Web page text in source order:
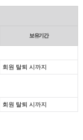
보유기간
회원 탈퇴 시까지
회원 탈퇴 시까지